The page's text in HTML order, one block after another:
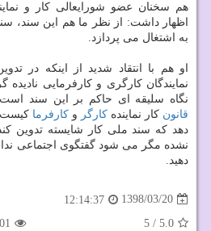
هم سخنان عضو شورایعالی كار و
اظهار داشت: از نظر ما هم این سند،
به اشتغال می پردازد.
او هم با انتقاد شدید از اینكه در
نمایندگان كارگری و كارفرمایی
نگاه سلیقه ای حاكم بر این سند
قانون كار نماینده كارگر و كارفرما كیست
دهد كه سند ملی كار شایسته تدوین
نشده مگر می شود گفتگوی اجتماعی
دهید.
1398/03/20
12:14:37
5.0
/
5